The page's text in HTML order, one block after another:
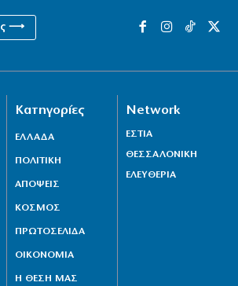
⟶
Κατηγορίες
ΕΛΛΑΔΑ
ΠΟΛΙΤΙΚΗ
ΑΠΟΨΕΙΣ
ΚΟΣΜΟΣ
ΠΡΩΤΟΣΕΛΙΔΑ
ΟΙΚΟΝΟΜΙΑ
Η ΘΕΣΗ ΜΑΣ
Network
ΕΣΤΙΑ
ΘΕΣΣΑΛΟΝΙΚΗ
ΕΛΕΥΘΕΡΙΑ